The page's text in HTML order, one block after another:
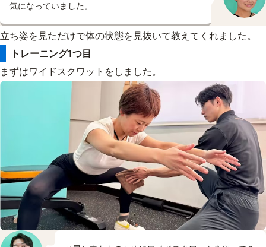
気になっていました。
立ち姿を見ただけで体の状態を見抜いて教えてくれました。
トレーニング1つ目
まずはワイドスクワットをしました。